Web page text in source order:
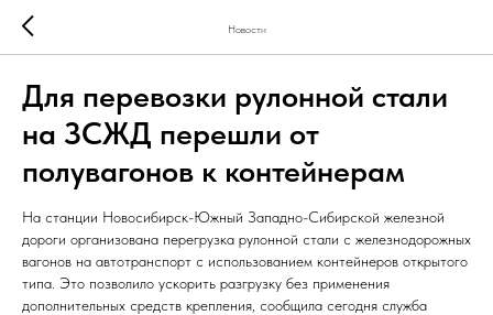
Новости
Для перевозки рулонной стали
на ЗСЖД перешли от
полувагонов к контейнерам
На станции Новосибирск-Южный Западно-Сибирской железной
дороги организована перегрузка рулонной стали с железнодорожных
вагонов на автотранспорт с использованием контейнеров открытого
типа. Это позволило ускорить разгрузку без применения
дополнительных средств крепления, сообщила сегодня служба